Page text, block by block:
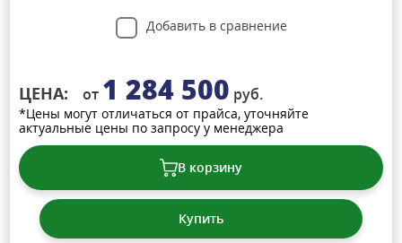
Добавить в сравнение
ЦЕНА: от 1 284 500 руб.
*Цены могут отличаться от прайса, уточняйте
актуальные цены по запросу у менеджера
В корзину
Купить